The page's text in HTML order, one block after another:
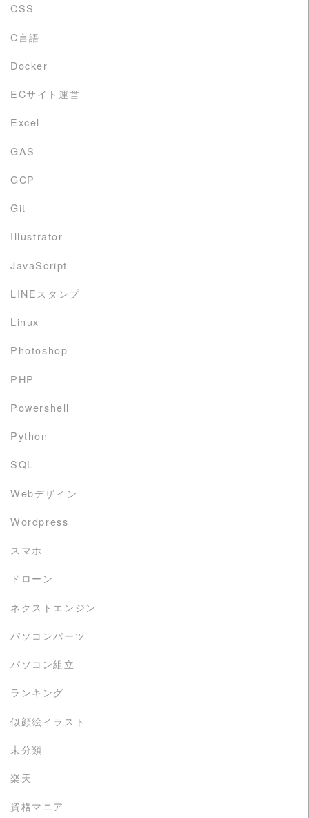
CSS
C言語
Docker
ECサイト運営
Excel
GAS
GCP
Git
Illustrator
JavaScript
LINEスタンプ
Linux
Photoshop
PHP
Powershell
Python
SQL
Webデザイン
Wordpress
スマホ
ドローン
ネクストエンジン
パソコンパーツ
パソコン組立
ランキング
似顔絵イラスト
未分類
楽天
資格マニア